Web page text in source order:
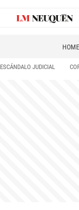
HOME
ESCÁNDALO JUDICIAL